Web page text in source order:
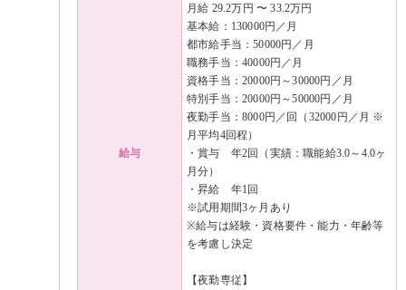
給与
月給 29.2万円 〜 33.2万円
基本給：130000円／月
都市給手当：50000円／月
職務手当：40000円／月
資格手当：20000円～30000円／月
特別手当：20000円～50000円／月
夜勤手当：8000円／回（32000円／月 ※
月平均4回程）
・賞与 年2回（実績：職能給3.0～4.0ヶ
月分）
・昇給 年1回
※試用期間3ヶ月あり
※給与は経験・資格要件・能力・年齢等
を考慮し決定
【夜勤専従】